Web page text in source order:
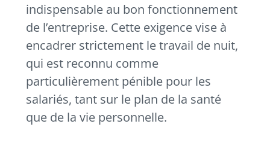
indispensable au bon fonctionnement
de l’entreprise. Cette exigence vise à
encadrer strictement le travail de nuit,
qui est reconnu comme
particulièrement pénible pour les
salariés, tant sur le plan de la santé
que de la vie personnelle.